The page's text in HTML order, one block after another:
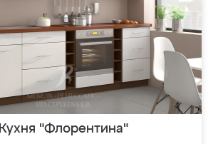
Кухня "Флорентина"